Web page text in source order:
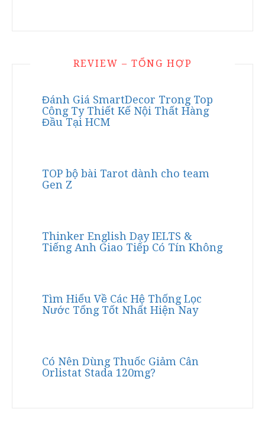
REVIEW – TỔNG HỢP
Đánh Giá SmartDecor Trong Top
Công Ty Thiết Kế Nội Thất Hàng
Đầu Tại HCM
TOP bộ bài Tarot dành cho team
Gen Z
Thinker English Dạy IELTS &
Tiếng Anh Giao Tiếp Có Tín Không
Tìm Hiểu Về Các Hệ Thống Lọc
Nước Tổng Tốt Nhất Hiện Nay
Có Nên Dùng Thuốc Giảm Cân
Orlistat Stada 120mg?